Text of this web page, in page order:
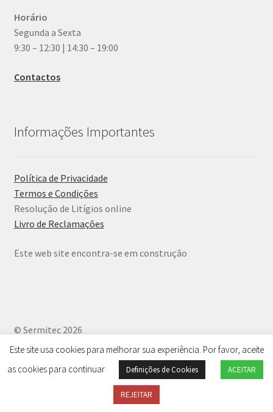
Horário
Segunda a Sexta
9:30 – 12:30 | 14:30 – 19:00
Contactos
Informações Importantes
Política de Privacidade
Termos e Condições
Resolução de Litígios online
Livro de Reclamações
Este web site encontra-se em construção
© Sermitec 2026
Política de Privacidade.
Este site usa cookies para melhorar sua experiência. Por favor, aceite
as cookies para continuar
Definições de Cookies ACEITAR
REJEITAR